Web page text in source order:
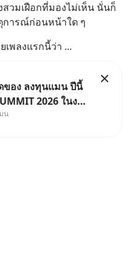
วมเฝือกที่มองไม่เห็น นั่นก็
การณ์ก่อนหน้าใด ๆ
พลงแรกนี้ว่า ...
อง ลงทุนแมน ปีนี้
2026 ในงาน
รกิจ Dr.PONG,
อิชิตัน มา
สร้างธุรกิจ
น